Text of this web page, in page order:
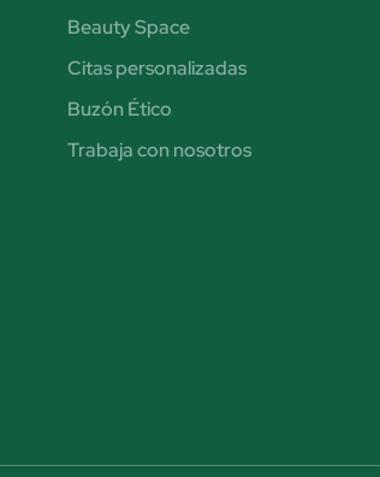
Beauty Space
Citas personalizadas
Buzón Ético
Trabaja con nosotros